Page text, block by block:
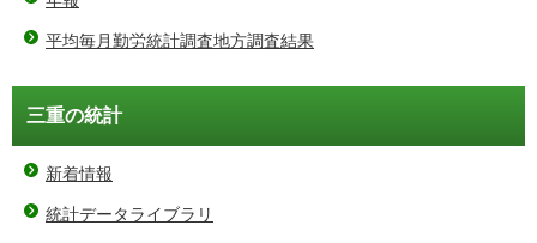
平均毎月勤労統計調査地方調査結果
三重の統計
新着情報
統計データライブラリ